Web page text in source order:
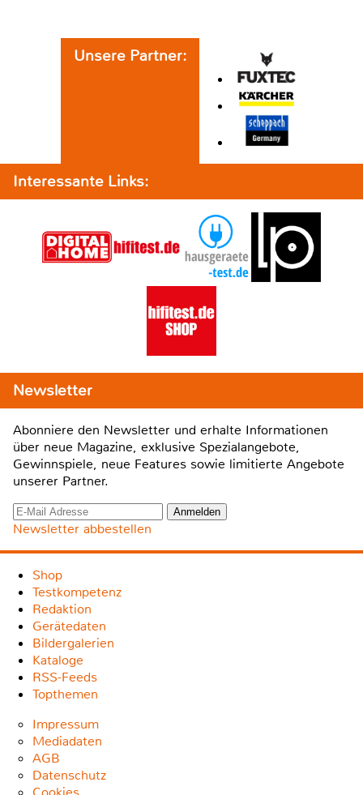
Unsere Partner:
Interessante Links:
Newsletter
Abonniere den Newsletter und erhalte Informationen
über neue Magazine, exklusive Spezialangebote,
Gewinnspiele, neue Features sowie limitierte Angebote
unserer Partner.
Newsletter abbestellen
Shop
Testkompetenz
Redaktion
Gerätedaten
Bildergalerien
Kataloge
RSS-Feeds
Topthemen
Impressum
Mediadaten
AGB
Datenschutz